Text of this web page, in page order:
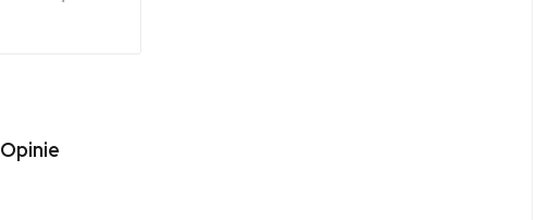
Opinie